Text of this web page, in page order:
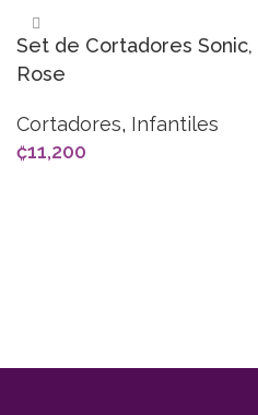
Set de Cortadores Sonic,
Rose
Cortadores, Infantiles
₡11,200